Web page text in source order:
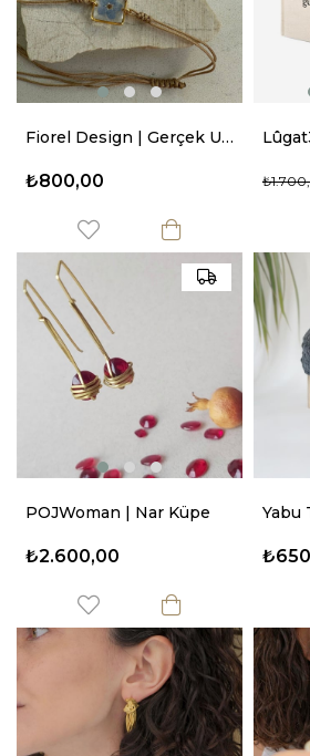
Fiorel Design | Gerçek Unutma Beni Çiçekli Kare Bileklik
₺800,00
POJWoman | Nar Küpe
₺2.600,00